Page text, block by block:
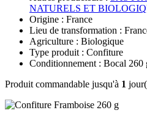
NATURELS ET
Origine : France
Lieu de transformation :
Agriculture : Biologique
Type produit : Confiture
Conditionnement : Bocal 260
Produit commandable jusqu'à 1